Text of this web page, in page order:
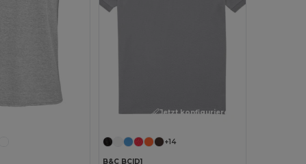
Jetzt konfigurieren!
+14
B&C BCID1